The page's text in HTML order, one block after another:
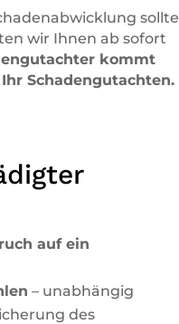
sollte
wir Ihnen ab sofort
kommt
Schadengutachten.
auf ein
– unabhängig
des